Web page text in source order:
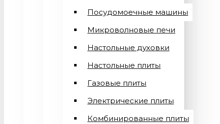
Посудомоечные машины
Микроволновые печи
Настольные духовки
Настольные плиты
Газовые плиты
Электрические плиты
Комбинированные плиты